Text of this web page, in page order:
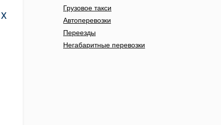
Грузовое такси
Автоперевозки
Переезды
Негабаритные перевозки